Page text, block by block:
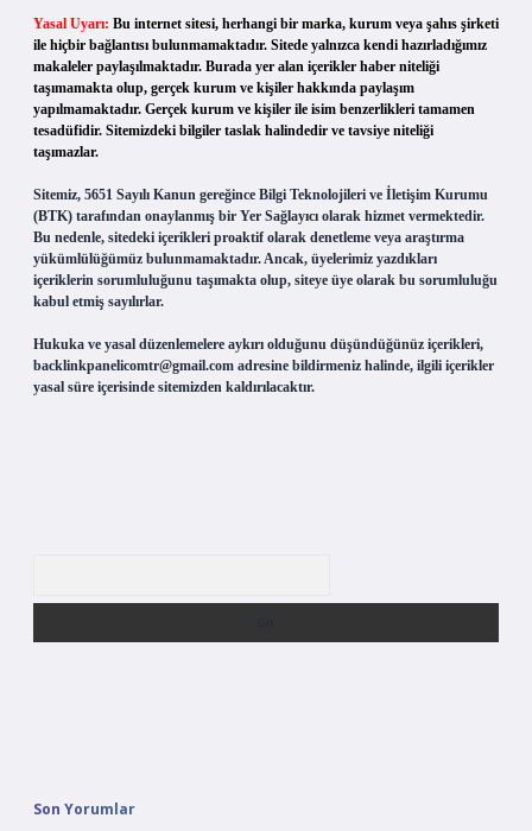
Yasal Uyarı: Bu internet sitesi, herhangi bir marka, kurum veya şahıs şirketi
ile hiçbir bağlantısı bulunmamaktadır. Sitede yalnızca kendi hazırladığımız
makaleler paylaşılmaktadır. Burada yer alan içerikler haber niteliği
taşımamakta olup, gerçek kurum ve kişiler hakkında paylaşım
yapılmamaktadır. Gerçek kurum ve kişiler ile isim benzerlikleri tamamen
tesadüfidir. Sitemizdeki bilgiler taslak halindedir ve tavsiye niteliği
taşımazlar.
Sitemiz, 5651 Sayılı Kanun gereğince Bilgi Teknolojileri ve İletişim Kurumu
(BTK) tarafından onaylanmış bir Yer Sağlayıcı olarak hizmet vermektedir.
Bu nedenle, sitedeki içerikleri proaktif olarak denetleme veya araştırma
yükümlülüğümüz bulunmamaktadır. Ancak, üyelerimiz yazdıkları
içeriklerin sorumluluğunu taşımakta olup, siteye üye olarak bu sorumluluğu
kabul etmiş sayılırlar.
Hukuka ve yasal düzenlemelere aykırı olduğunu düşündüğünüz içerikleri,
backlinkpanelicomtr@gmail.com adresine bildirmeniz halinde, ilgili içerikler
yasal süre içerisinde sitemizden kaldırılacaktır.
Son Yorumlar